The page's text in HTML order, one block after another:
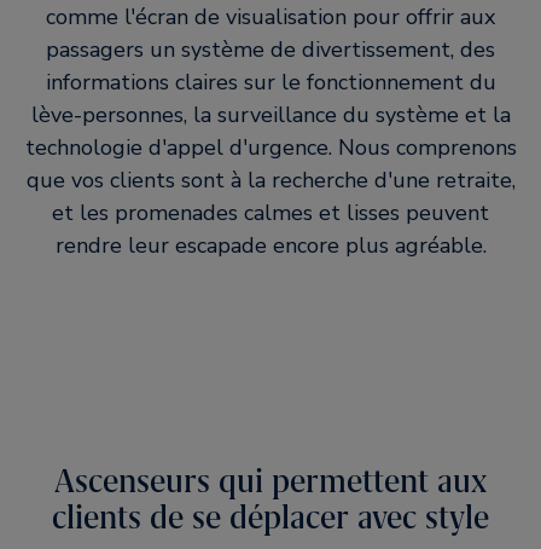
comme l'écran de visualisation pour offrir aux
passagers un système de divertissement, des
informations claires sur le fonctionnement du
lève-personnes, la surveillance du système et la
technologie d'appel d'urgence. Nous comprenons
que vos clients sont à la recherche d'une retraite,
et les promenades calmes et lisses peuvent
rendre leur escapade encore plus agréable.
Ascenseurs qui permettent aux
clients de se déplacer avec style